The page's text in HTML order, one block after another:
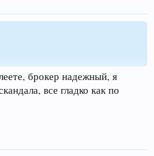
брокер надежный, я
все гладко как по